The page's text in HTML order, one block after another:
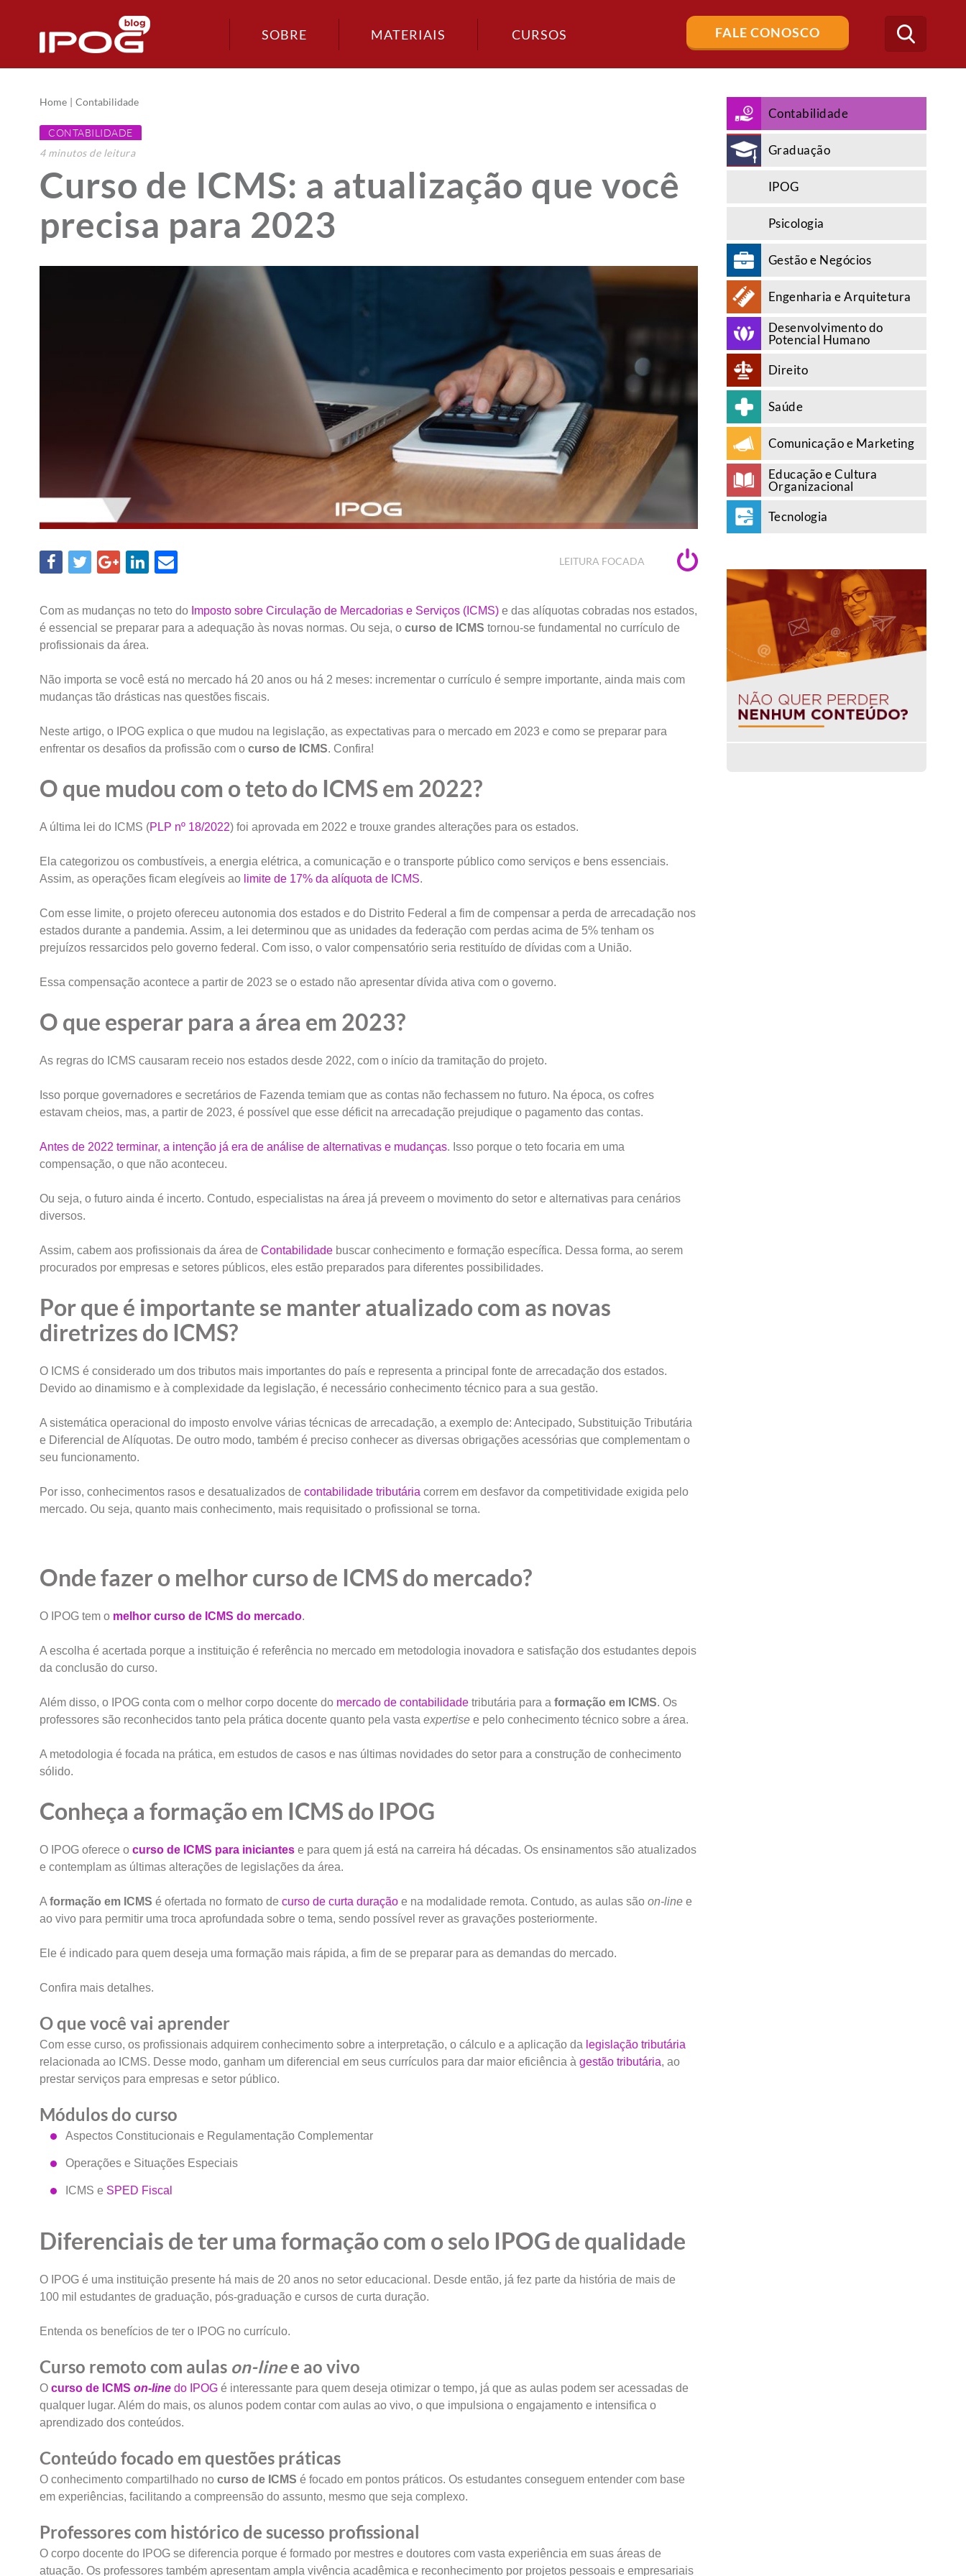
SOBRE MATERIAIS CURSOS FALE CONOSCO
Buscar
no
blog
Home Contabilidade
CONTABILIDADE
4 minutosde leitura
Curso de ICMS: a atualização que você
precisa para 2023
LEITURA FOCADA
Com as mudanças no teto do Imposto sobre Circulação de Mercadorias e Serviços (ICMS) e das alíquotas cobradas nos estados,
é essencial se preparar para a adequação às novas normas. Ou seja, o curso de ICMS tornou-se fundamental no currículo de
profissionais da área.
Não importa se você está no mercado há 20 anos ou há 2 meses: incrementar o currículo é sempre importante, ainda mais com
mudanças tão drásticas nas questões fiscais.
Neste artigo, o IPOG explica o que mudou na legislação, as expectativas para o mercado em 2023 e como se preparar para
enfrentar os desafios da profissão com o curso de ICMS. Confira!
O que mudou com o teto do ICMS em 2022?
A última lei do ICMS (PLP nº 18/2022) foi aprovada em 2022 e trouxe grandes alterações para os estados.
Ela categorizou os combustíveis, a energia elétrica, a comunicação e o transporte público como serviços e bens essenciais.
Assim, as operações ficam elegíveis ao limite de 17% da alíquota de ICMS.
Com esse limite, o projeto ofereceu autonomia dos estados e do Distrito Federal a fim de compensar a perda de arrecadação nos
estados durante a pandemia. Assim, a lei determinou que as unidades da federação com perdas acima de 5% tenham os
prejuízos ressarcidos pelo governo federal. Com isso, o valor compensatório seria restituído de dívidas com a União.
Essa compensação acontece a partir de 2023 se o estado não apresentar dívida ativa com o governo.
O que esperar para a área em 2023?
As regras do ICMS causaram receio nos estados desde 2022, com o início da tramitação do projeto.
Isso porque governadores e secretários de Fazenda temiam que as contas não fechassem no futuro. Na época, os cofres
estavam cheios, mas, a partir de 2023, é possível que esse déficit na arrecadação prejudique o pagamento das contas.
Antes de 2022 terminar, a intenção já era de análise de alternativas e mudanças. Isso porque o teto focaria em uma
compensação, o que não aconteceu.
Ou seja, o futuro ainda é incerto. Contudo, especialistas na área já preveem o movimento do setor e alternativas para cenários
diversos.
Assim, cabem aos profissionais da área de Contabilidade buscar conhecimento e formação específica. Dessa forma, ao serem
procurados por empresas e setores públicos, eles estão preparados para diferentes possibilidades.
Por que é importante se manter atualizado com as novas
diretrizes do ICMS?
O ICMS é considerado um dos tributos mais importantes do país e representa a principal fonte de arrecadação dos estados.
Devido ao dinamismo e à complexidade da legislação, é necessário conhecimento técnico para a sua gestão.
A sistemática operacional do imposto envolve várias técnicas de arrecadação, a exemplo de: Antecipado, Substituição Tributária
e Diferencial de Alíquotas. De outro modo, também é preciso conhecer as diversas obrigações acessórias que complementam o
seu funcionamento.
Por isso, conhecimentos rasos e desatualizados de contabilidade tributária correm em desfavor da competitividade exigida pelo
mercado. Ou seja, quanto mais conhecimento, mais requisitado o profissional se torna.
Onde fazer o melhor curso de ICMS do mercado?
O IPOG tem o melhor curso de ICMS do mercado.
A escolha é acertada porque a instituição é referência no mercado em metodologia inovadora e satisfação dos estudantes depois
da conclusão do curso.
Além disso, o IPOG conta com o melhor corpo docente do mercado de contabilidade tributária para a formação em ICMS. Os
professores são reconhecidos tanto pela prática docente quanto pela vasta expertise e pelo conhecimento técnico sobre a área.
A metodologia é focada na prática, em estudos de casos e nas últimas novidades do setor para a construção de conhecimento
sólido.
Conheça a formação em ICMS do IPOG
O IPOG oferece o curso de ICMS para iniciantes e para quem já está na carreira há décadas. Os ensinamentos são atualizados
e contemplam as últimas alterações de legislações da área.
A formação em ICMS é ofertada no formato de curso de curta duração e na modalidade remota. Contudo, as aulas são on-line e
ao vivo para permitir uma troca aprofundada sobre o tema, sendo possível rever as gravações posteriormente.
Ele é indicado para quem deseja uma formação mais rápida, a fim de se preparar para as demandas do mercado.
Confira mais detalhes.
O que você vai aprender
Com esse curso, os profissionais adquirem conhecimento sobre a interpretação, o cálculo e a aplicação da legislação tributária
relacionada ao ICMS. Desse modo, ganham um diferencial em seus currículos para dar maior eficiência à gestão tributária, ao
prestar serviços para empresas e setor público.
Módulos do curso
Aspectos Constitucionais e Regulamentação Complementar
Operações e Situações Especiais
ICMS e SPED Fiscal
Diferenciais de ter uma formação com o selo IPOG de qualidade
O IPOG é uma instituição presente há mais de 20 anos no setor educacional. Desde então, já fez parte da história de mais de
100 mil estudantes de graduação, pós-graduação e cursos de curta duração.
Entenda os benefícios de ter o IPOG no currículo.
Curso remoto com aulas on-linee ao vivo
O curso de ICMS on-line do IPOG é interessante para quem deseja otimizar o tempo, já que as aulas podem ser acessadas de
qualquer lugar. Além do mais, os alunos podem contar com aulas ao vivo, o que impulsiona o engajamento e intensifica o
aprendizado dos conteúdos.
Conteúdo focado em questões práticas
O conhecimento compartilhado no curso de ICMS é focado em pontos práticos. Os estudantes conseguem entender com base
em experiências, facilitando a compreensão do assunto, mesmo que seja complexo.
Professores com histórico de sucesso profissional
O corpo docente do IPOG se diferencia porque é formado por mestres e doutores com vasta experiência em suas áreas de
atuação. Os professores também apresentam ampla vivência acadêmica e reconhecimento por projetos pessoais e empresariais
Contabilidade
Graduação
IPOG
Psicologia
Gestão e Negócios
Engenharia e Arquitetura
Desenvolvimento do
Potencial Humano
Direito
Saúde
Comunicação e Marketing
Educação e Cultura
Organizacional
Tecnologia